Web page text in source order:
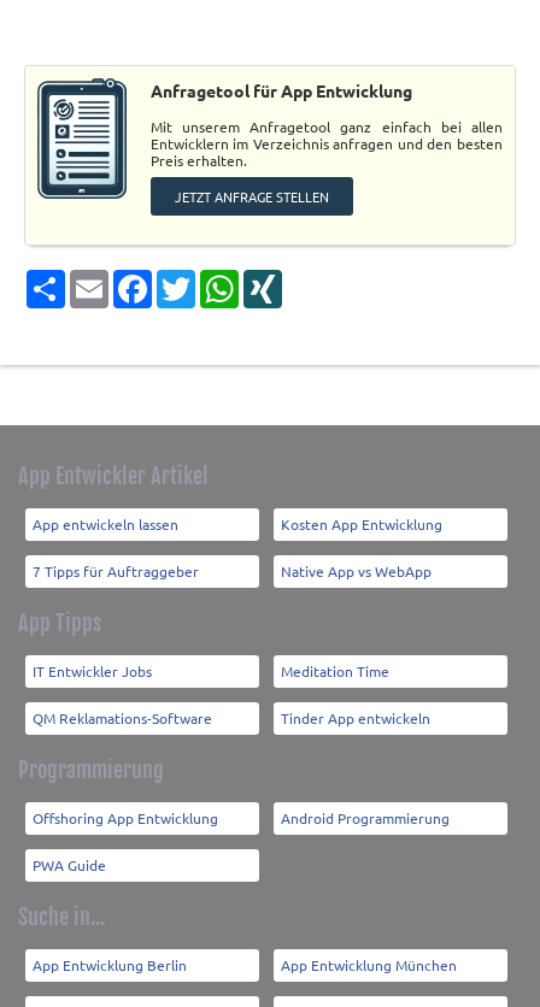
Anfragetool für App Entwicklung
Mit unserem Anfragetool ganz einfach bei allen
Entwicklern im Verzeichnis anfragen und den besten
Preis erhalten.
JETZT ANFRAGE STELLEN
Share Email Facebook
TwitterWhatsApp
App Entwickler Artikel
App entwickeln lassen Kosten App Entwicklung
7 Tipps für Auftraggeber Native App vs WebApp
App Tipps
IT Entwickler Jobs Meditation Time
QM Reklamations-Software Tinder App entwickeln
Programmierung
Offshoring App Entwicklung Android Programmierung
PWA Guide
Suche in...
App Entwicklung Berlin App Entwicklung München